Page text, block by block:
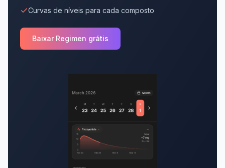
Curvas de níveis para cada composto
Baixar Regimen grátis